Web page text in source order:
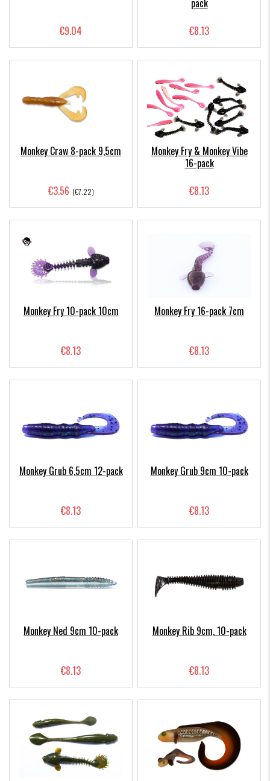
€9.04
pack
€8.13
Monkey Craw 8-pack 9,5cm
€3.56 (€7.22)
Monkey Fry & Monkey Vibe
16-pack
€8.13
Monkey Fry 10-pack 10cm
€8.13
Monkey Fry 16-pack 7cm
€8.13
Monkey Grub 6,5cm 12-pack
€8.13
Monkey Grub 9cm 10-pack
€8.13
Monkey Ned 9cm 10-pack
€8.13
Monkey Rib 9cm, 10-pack
€8.13